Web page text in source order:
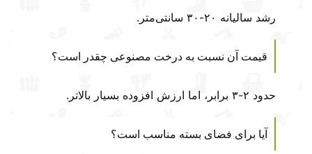
رشد سالیانه ۲۰-۳۰ سانتی‌متر.
قیمت آن نسبت به درخت مصنوعی چقدر است؟
حدود ۲-۳ برابر، اما ارزش افزوده بسیار بالاتر.
آیا برای فضای بسته مناسب است؟